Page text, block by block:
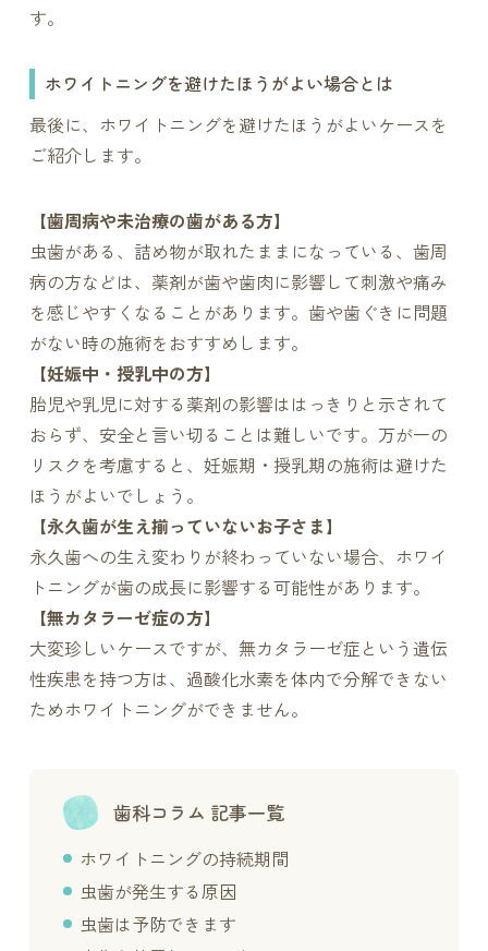
す。
ホワイトニングを避けたほうがよい場合とは
最後に、ホワイトニングを避けたほうがよいケースを
ご紹介します。
【歯周病や未治療の歯がある方】
虫歯がある、詰め物が取れたままになっている、歯周
病の方などは、薬剤が歯や歯肉に影響して刺激や痛み
を感じやすくなることがあります。歯や歯ぐきに問題
がない時の施術をおすすめします。
【妊娠中・授乳中の方】
胎児や乳児に対する薬剤の影響ははっきりと示されて
おらず、安全と言い切ることは難しいです。万が一の
リスクを考慮すると、妊娠期・授乳期の施術は避けた
ほうがよいでしょう。
【永久歯が生え揃っていないお子さま】
永久歯への生え変わりが終わっていない場合、ホワイ
トニングが歯の成長に影響する可能性があります。
【無カタラーゼ症の方】
大変珍しいケースですが、無カタラーゼ症という遺伝
性疾患を持つ方は、過酸化水素を体内で分解できない
ためホワイトニングができません。
歯科コラム 記事一覧
ホワイトニングの持続期間
虫歯が発生する原因
虫歯は予防できます